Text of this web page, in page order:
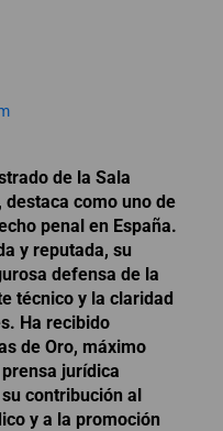
de la Sala
como uno de
penal en España.
y reputada, su
defensa de la
técnico y la claridad
Ha recibido
de Oro, máximo
jurídica
contribución al
y a la promoción